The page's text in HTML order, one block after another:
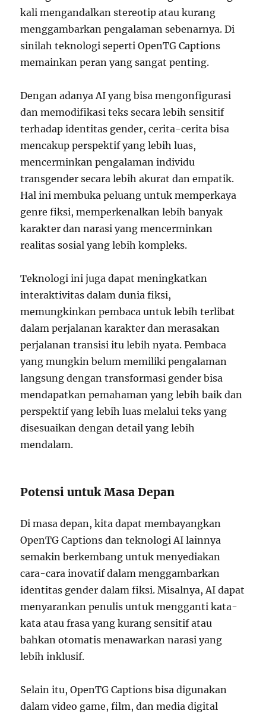
kali mengandalkan stereotip atau kurang
menggambarkan pengalaman sebenarnya. Di
sinilah teknologi seperti OpenTG Captions
memainkan peran yang sangat penting.
Dengan adanya AI yang bisa mengonfigurasi
dan memodifikasi teks secara lebih sensitif
terhadap identitas gender, cerita-cerita bisa
mencakup perspektif yang lebih luas,
mencerminkan pengalaman individu
transgender secara lebih akurat dan empatik.
Hal ini membuka peluang untuk memperkaya
genre fiksi, memperkenalkan lebih banyak
karakter dan narasi yang mencerminkan
realitas sosial yang lebih kompleks.
Teknologi ini juga dapat meningkatkan
interaktivitas dalam dunia fiksi,
memungkinkan pembaca untuk lebih terlibat
dalam perjalanan karakter dan merasakan
perjalanan transisi itu lebih nyata. Pembaca
yang mungkin belum memiliki pengalaman
langsung dengan transformasi gender bisa
mendapatkan pemahaman yang lebih baik dan
perspektif yang lebih luas melalui teks yang
disesuaikan dengan detail yang lebih
mendalam.
Potensi untuk Masa Depan
Di masa depan, kita dapat membayangkan
OpenTG Captions dan teknologi AI lainnya
semakin berkembang untuk menyediakan
cara-cara inovatif dalam menggambarkan
identitas gender dalam fiksi. Misalnya, AI dapat
menyarankan penulis untuk mengganti kata-
kata atau frasa yang kurang sensitif atau
bahkan otomatis menawarkan narasi yang
lebih inklusif.
Selain itu, OpenTG Captions bisa digunakan
dalam video game, film, dan media digital